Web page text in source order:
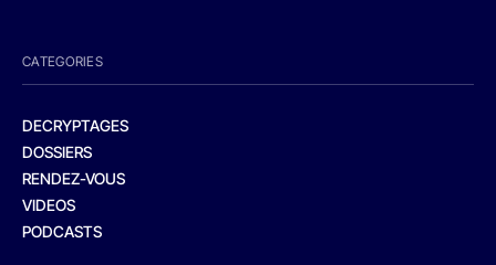
CATEGORIES
DECRYPTAGES
DOSSIERS
RENDEZ-VOUS
VIDEOS
PODCASTS